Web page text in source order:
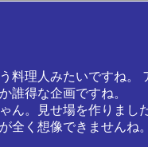
料理人みたいですね
誰得な企画ですね。
ん。見せ場を作りました
全く想像できませんね